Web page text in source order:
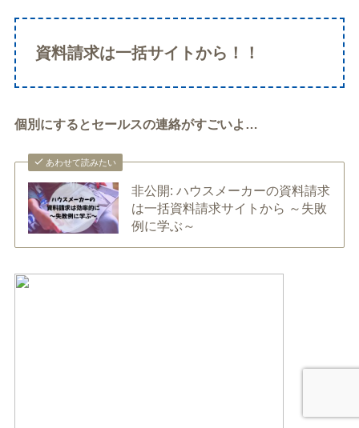
資料請求は一括サイトから！！
個別にするとセールスの連絡がすごいよ…
あわせて読みたい
非公開: ハウスメーカーの資料請求
は一括資料請求サイトから ～失敗
例に学ぶ～